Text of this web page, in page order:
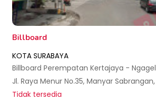
Billboard
KOTA SURABAYA
Billboard Perempatan Kertajaya - Ngagel
Tidak tersedia